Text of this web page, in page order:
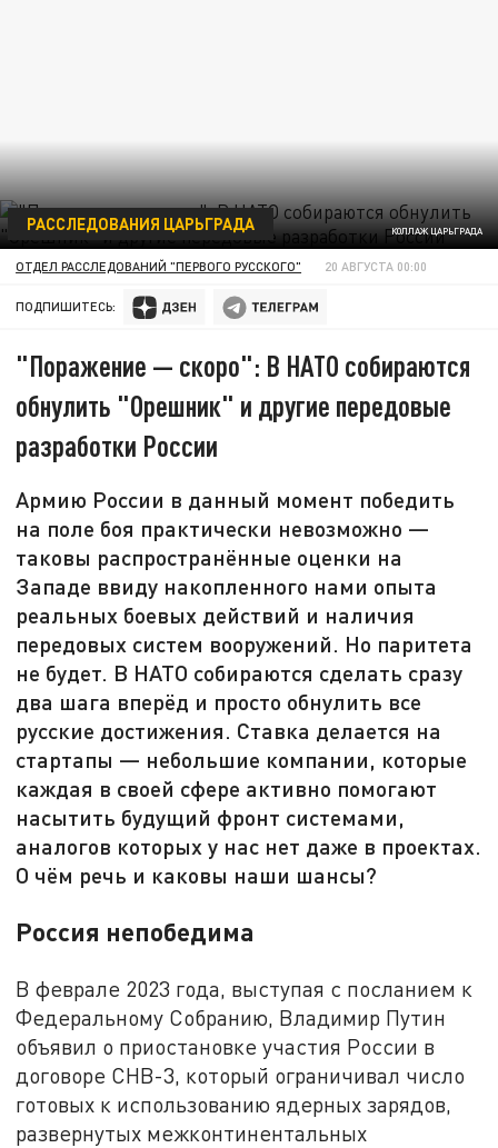
КОЛЛАЖ ЦАРЬГРАДА
РАССЛЕДОВАНИЯ ЦАРЬГРАДА
ОТДЕЛ РАССЛЕДОВАНИЙ "ПЕРВОГО РУССКОГО" 20 АВГУСТА 00:00
ПОДПИШИТЕСЬ:
"Поражение — скоро": В НАТО собираются
обнулить "Орешник" и другие передовые
разработки России
Армию России в данный момент победить
на поле боя практически невозможно —
таковы распространённые оценки на
Западе ввиду накопленного нами опыта
реальных боевых действий и наличия
передовых систем вооружений. Но паритета
не будет. В НАТО собираются сделать сразу
два шага вперёд и просто обнулить все
русские достижения. Ставка делается на
стартапы — небольшие компании, которые
каждая в своей сфере активно помогают
насытить будущий фронт системами,
аналогов которых у нас нет даже в проектах.
О чём речь и каковы наши шансы?
Россия непобедима
В феврале 2023 года, выступая с посланием к
Федеральному Собранию, Владимир Путин
объявил о приостановке участия России в
договоре СНВ-3, который ограничивал число
готовых к использованию ядерных зарядов,
развернутых межконтинентальных